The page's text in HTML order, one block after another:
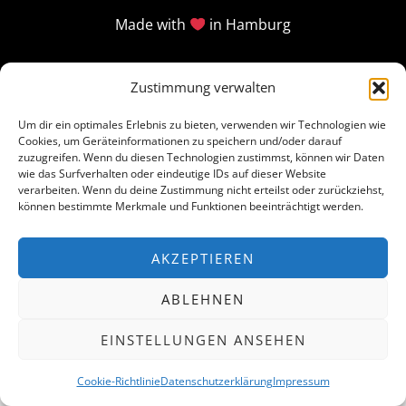
Zustimmung verwalten
Um dir ein optimales Erlebnis zu bieten, verwenden wir Technologien wie
Cookies, um Geräteinformationen zu speichern und/oder darauf
zuzugreifen. Wenn du diesen Technologien zustimmst, können wir Daten
wie das Surfverhalten oder eindeutige IDs auf dieser Website
verarbeiten. Wenn du deine Zustimmung nicht erteilst oder zurückziehst,
können bestimmte Merkmale und Funktionen beeinträchtigt werden.
AKZEPTIEREN
ABLEHNEN
EINSTELLUNGEN ANSEHEN
Cookie-RichtlinieDatenschutzerklärungImpressum
Made with in Hamburg